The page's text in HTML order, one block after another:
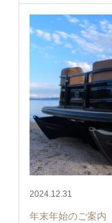
2024.12.31
年末年始のご案内